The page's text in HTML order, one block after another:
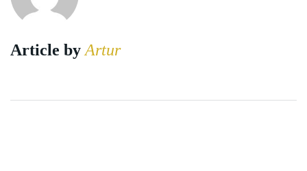
Article byArtur